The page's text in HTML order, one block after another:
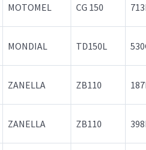
MOTOMEL CG 150
MONDIAL TD150L
ZANELLA ZB110
ZANELLA ZB110